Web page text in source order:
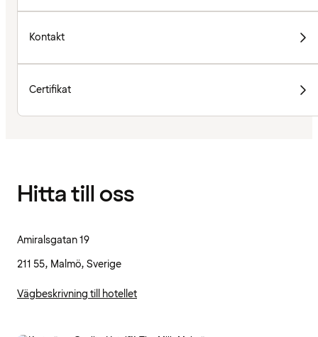
Kontakt
Certifikat
Hitta till oss
Amiralsgatan 19
211 55, Malmö, Sverige
Vägbeskrivning till hotellet